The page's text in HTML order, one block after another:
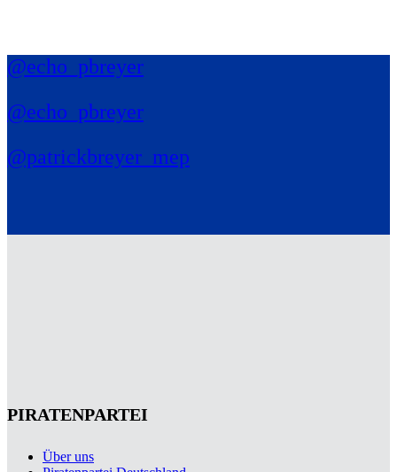
@echo_pbreyer
@echo_pbreyer
@patrickbreyer_mep
PIRATENPARTEI
Über uns